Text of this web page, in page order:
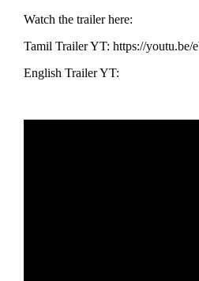
Watch the trailer here:
Tamil Trailer YT: https://youtu.be/
English Trailer YT: